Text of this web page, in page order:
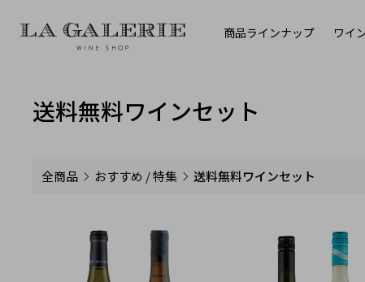
商品ラインナップ ワイ
送料無料ワインセット
全商品 おすすめ / 特集 送料無料ワインセット